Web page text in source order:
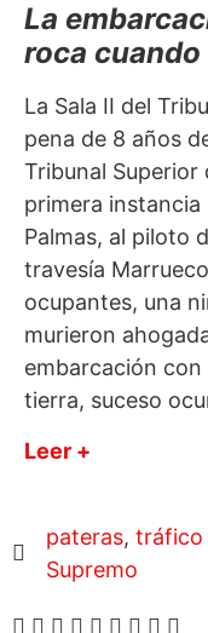
La
roca
La Sala II del
pena de 8 años
Tribunal Superior
primera instancia
Palmas, al piloto
travesía
ocupantes, una
murieron
embarcación
tierra, suceso
Leer +
pateras, tráfico
Supremo